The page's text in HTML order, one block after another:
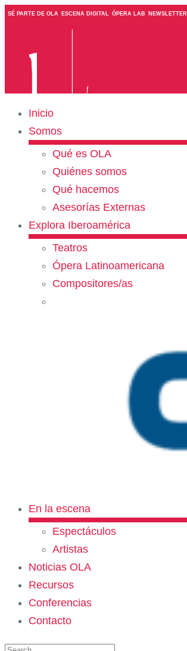
SÉ PARTE DE OLA ESCENA DIGITAL ÓPERA LAB NEWSLETTER
Inicio
Somos
Qué es OLA
Quiénes somos
Qué hacemos
Asesorías Externas
Explora Iberoamérica
Teatros
Ópera Latinoamericana
Compositores/as
En la escena
Espectáculos
Artistas
Noticias OLA
Recursos
Conferencias
Contacto